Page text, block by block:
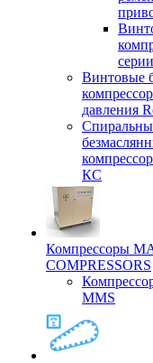
Винтовые
давления
КС
Компрессоры
COMPRESSORS
MMS